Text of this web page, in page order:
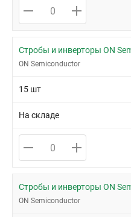
Стробы и инверторы ON
ON Semiconductor
15 шт
На складе
Стробы и инверторы ON
ON Semiconductor